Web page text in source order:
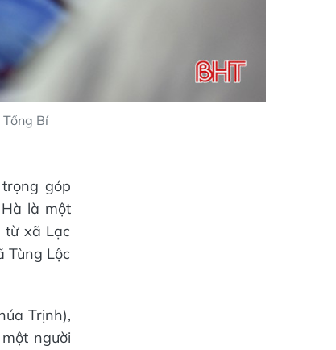
Bí
góp
là một
xã Lạc
Tùng Lộc
Trịnh),
người